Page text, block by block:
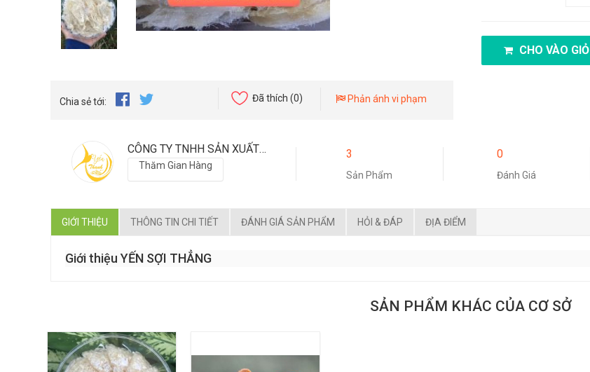
Chia sẻ tới: Đã thích (0) Phản ánh vi phạm
CHO VÀO GIỎ
CÔNG TY TNHH SẢN XUẤT & THƯƠNG MẠI YẾN SÀO XỨ THANH
Thăm Gian Hàng
3
Sản Phẩm
0
Đánh Giá
GIỚI THIỆU THÔNG TIN CHI TIẾT ĐÁNH GIÁ SẢN PHẨM HỎI & ĐÁP ĐỊA ĐIỂM
Giới thiệu YẾN SỢI THẲNG
SẢN PHẨM KHÁC CỦA CƠ SỞ